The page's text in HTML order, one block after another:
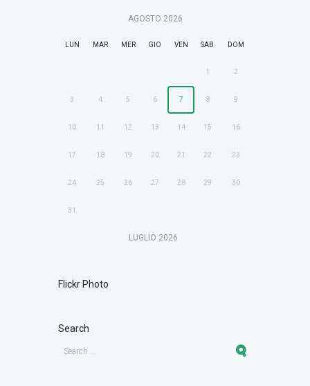
AGOSTO 2026
LUN MAR MER GIO VEN SAB DOM
1 2
3 4 5 6 7 8 9
10 11 12 13 14 15 16
17 18 19 20 21 22 23
24 25 26 27 28 29 30
31
LUGLIO 2026
Flickr Photo
Search